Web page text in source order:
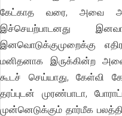
கேட்காத வரை, அவை
இச்செயற்பாடனது
இனவொடுக்குமுறைக்கு
மனிதனாக இருக்கின்ற
கூடச் செய்யாது, கேள்வி
தரப்புடன் முரண்பாடா,
முன்னெடுக்கும் தார்மீக